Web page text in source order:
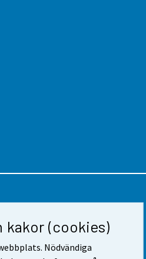
kakor (cookies)
Nödvändiga